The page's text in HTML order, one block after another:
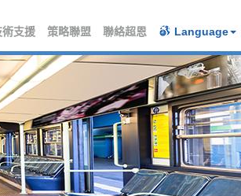
術支援 策略聯盟 聯絡超恩 Language